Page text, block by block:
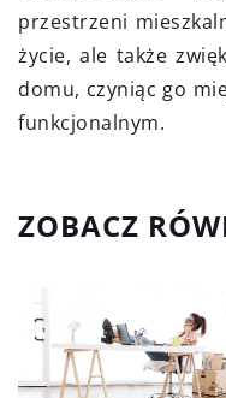
przestrzeni
życie, ale także
domu, czyniąc go
funkcjonalnym.
ZOBACZ